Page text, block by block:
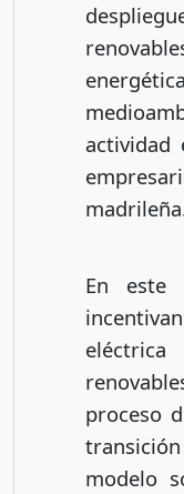
actividad
En este
proceso
modelo